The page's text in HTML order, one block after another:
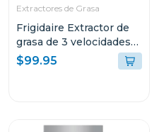
Extractores de Grasa
Frigidaire Extractor de
grasa de 3 velocidades
fjse249t
$99.95